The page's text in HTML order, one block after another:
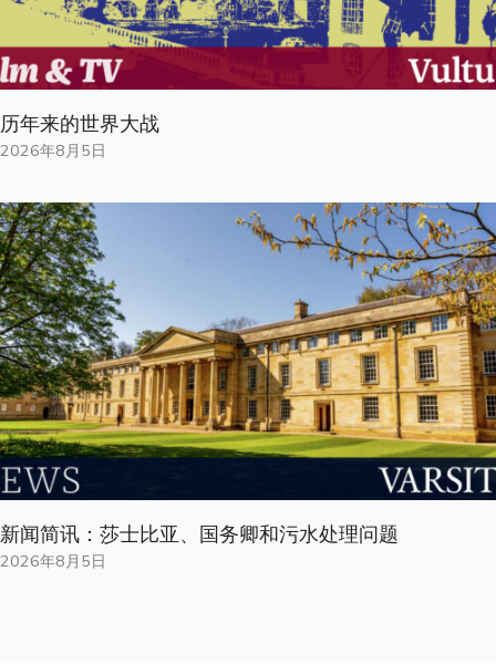
历年来的世界大战
2026年8月5日
新闻简讯：莎士比亚、国务卿和污水处理问题
2026年8月5日